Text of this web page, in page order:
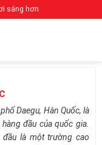
sáng hơn
Daegu, Hàn Quốc, là
đầu của quốc gia.
là một trường cao